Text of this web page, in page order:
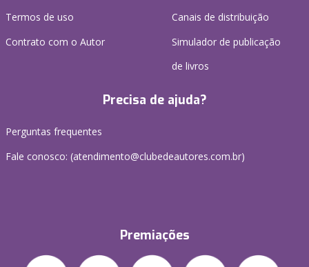
Termos de uso
Contrato com o Autor
Canais de distribuição
Simulador de publicação
de livros
Precisa de ajuda?
Perguntas frequentes
Fale conosco: (atendimento@clubedeautores.com.br)
Premiações